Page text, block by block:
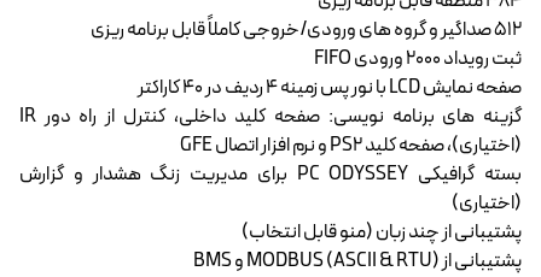
512 صداگیر و گروه های ورودی/خروجی کاملاً قابل برنامه ریزی
ثبت رویداد 2000 ورودی FIFO
صفحه نمایش LCD با نور پس زمینه 4 ردیف در 40 کاراکتر
گزینه های برنامه نویسی: صفحه کلید داخلی، کنترل از راه دور IR
(اختیاری)، صفحه کلید PS2 و نرم افزار اتصال GFE
بسته گرافیکی PC ODYSSEY برای مدیریت زنگ هشدار و گزارش
(اختیاری)
پشتیبانی از چند زبان (منو قابل انتخاب)
پشتیبانی از MODBUS (ASCII & RTU) و BMS